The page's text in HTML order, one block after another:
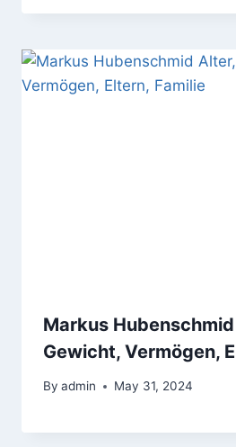
Markus
Gewicht, Vermögen,
By admin May 31, 2024